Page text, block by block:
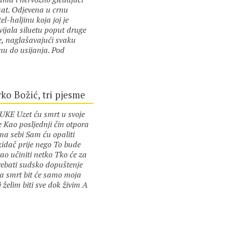
Odjevena u crnu
haljinu koja joj je
siluetu poput druge
naglašavajući svaku
do usijanja. Pod
ruba. Kad je ušao,
se pravila da ništa ne
Tek kad joj je prišao i
joj poljubac s leđa,
je. „Kasniš.“
se ljutiti. Zadržali smo
njenih, a malog je
trebalo spakirati za
Ići će u Beč sa…
Božić, tri pjesme
Uzet ću smrt u svoje
Kao posljednji čin otpora
sebi Sam ću opaliti
prije nego To bude
učiniti netko Tko će za
sudsko dopuštenje
smrt bit će samo moja
želim biti sve dok živim A